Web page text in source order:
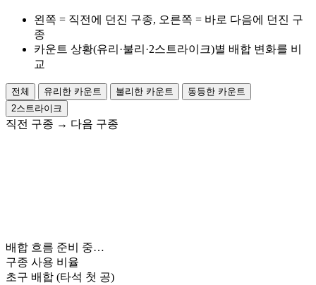
왼쪽 = 직전에 던진 구종, 오른쪽 = 바로 다음에 던진 구
종
카운트 상황(유리·불리·2스트라이크)별 배합 변화를 비
교
전체 유리한 카운트 불리한 카운트
동등한 카운트
2스트라이크
직전 구종 → 다음 구종
배합 흐름 준비 중…
구종 사용 비율
초구 배합 (타석 첫 공)